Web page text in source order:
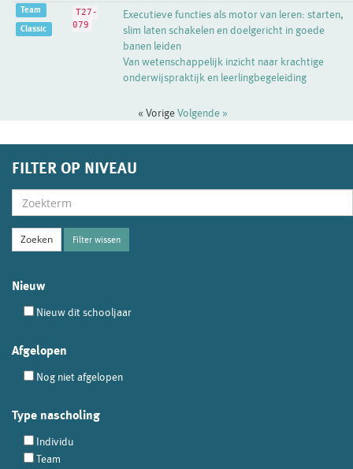
Team
Classic
T27-
079
Executieve functies als motor van leren: starten,
slim laten schakelen en doelgericht in goede
banen leiden
Van wetenschappelijk inzicht naar krachtige
onderwijspraktijk en leerlingbegeleiding
« VorigeVolgende »
FILTER OP NIVEAU
Filter wissen
Nieuw
Nieuw dit schooljaar
Afgelopen
Nog niet afgelopen
Type nascholing
Individu
Team